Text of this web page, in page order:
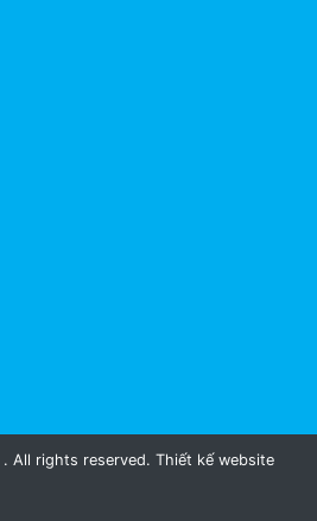
All rights reserved. Thiết kế website